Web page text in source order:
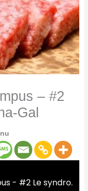
– #2
Gal
[Passages] Santé Campus - #2 Le syndrome de l'Alpha-Gal